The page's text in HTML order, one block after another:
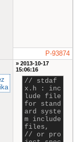
P-93874
» 2013-10-17
15:06:16
// stdaf
x.h : inc
lude file
for stand
ard syste
m include
files,
// or pro